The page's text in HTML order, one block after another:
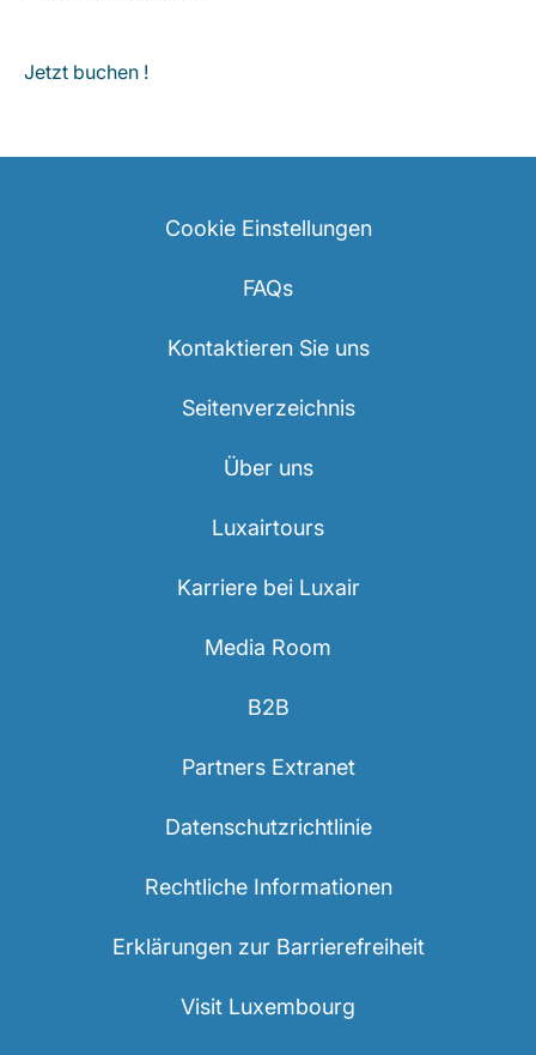
Jetzt buchen !
Cookie Einstellungen
FAQs
Kontaktieren Sie uns
Seitenverzeichnis
Über uns
Luxairtours
Karriere bei Luxair
Media Room
B2B
Partners Extranet
Datenschutzrichtlinie
Rechtliche Informationen
Erklärungen zur Barrierefreiheit
Visit Luxembourg